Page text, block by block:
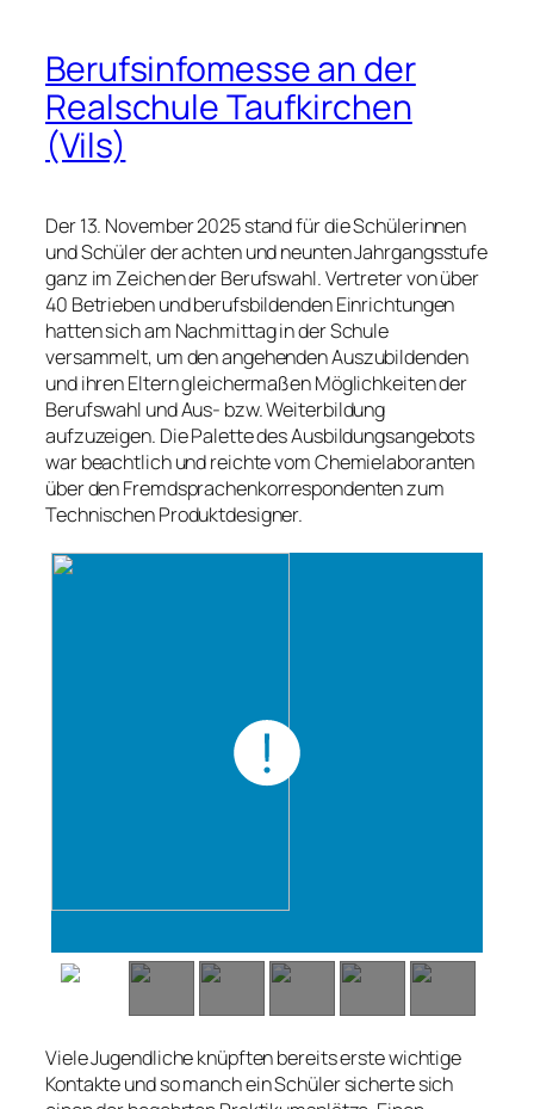
Berufsinfomesse an der
Realschule Taufkirchen
(Vils)
Der 13. November 2025 stand für die Schülerinnen
und Schüler der achten und neunten Jahrgangsstufe
ganz im Zeichen der Berufswahl. Vertreter von über
40 Betrieben und berufsbildenden Einrichtungen
hatten sich am Nachmittag in der Schule
versammelt, um den angehenden Auszubildenden
und ihren Eltern gleichermaßen Möglichkeiten der
Berufswahl und Aus- bzw. Weiterbildung
aufzuzeigen. Die Palette des Ausbildungsangebots
war beachtlich und reichte vom Chemielaboranten
über den Fremdsprachenkorrespondenten zum
Technischen Produktdesigner.
Viele Jugendliche knüpften bereits erste wichtige
Kontakte und so manch ein Schüler sicherte sich